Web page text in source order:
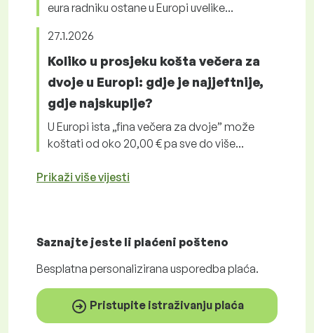
eura radniku ostane u Europi uvelike...
27.1.2026
Koliko u prosjeku košta večera za
dvoje u Europi: gdje je najjeftnije,
gdje najskuplje?
U Europi ista „fina večera za dvoje” može
koštati od oko 20,00 € pa sve do više...
Prikaži više vijesti
Saznajte jeste li plaćeni pošteno
Besplatna personalizirana usporedba plaća.
Pristupite istraživanju plaća